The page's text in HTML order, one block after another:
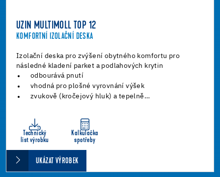
UZIN MULTIMOLL TOP 12
KOMFORTNÍ IZOLAČNÍ DESKA
Izolační deska pro zvýšení obytného komfortu pro
následné kladení parket a podlahových krytin
odbourává pnutí
vhodná pro plošné vyrovnání výšek
zvukově (kročejový hluk) a tepelně…
Technický
list výrobku
Kalkulačka
spotřeby
UKÁZAT VÝROBEK